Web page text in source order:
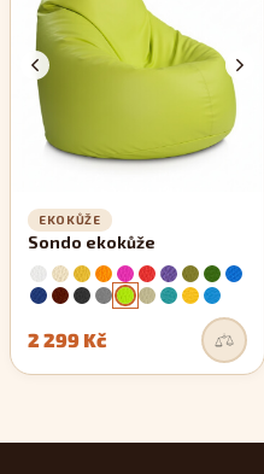
EKOKŮŽE
Sondo ekokůže
2 299 Kč